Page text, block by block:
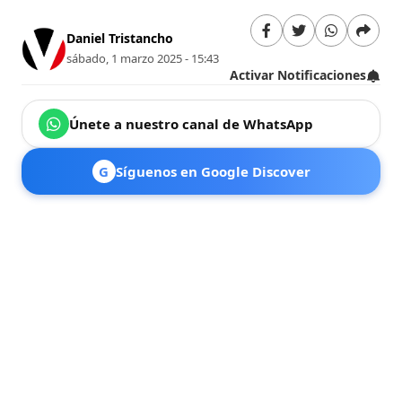
Daniel Tristancho
sábado, 1 marzo 2025 - 15:43
Activar Notificaciones
Únete a nuestro canal de WhatsApp
G Síguenos en Google Discover